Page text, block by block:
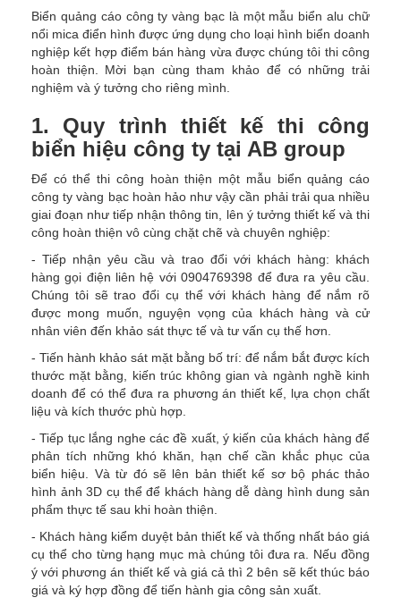
Biển quảng cáo công ty vàng bạc là một mẫu biển alu chữ
nổi mica điển hình được ứng dụng cho loại hình biển doanh
nghiệp kết hợp điểm bán hàng vừa được chúng tôi thi công
hoàn thiện. Mời bạn cùng tham khảo để có những trải
nghiệm và ý tưởng cho riêng mình.
1. Quy trình thiết kế thi công
biển hiệu công ty tại AB group
Để có thể thi công hoàn thiện một mẫu biển quảng cáo
công ty vàng bạc hoàn hảo như vậy cần phải trải qua nhiều
giai đoạn như tiếp nhận thông tin, lên ý tưởng thiết kế và thi
công hoàn thiện vô cùng chặt chẽ và chuyên nghiệp:
- Tiếp nhận yêu cầu và trao đổi với khách hàng: khách
hàng gọi điện liên hệ với 0904769398 để đưa ra yêu cầu.
Chúng tôi sẽ trao đổi cụ thể với khách hàng để nắm rõ
được mong muốn, nguyện vọng của khách hàng và cử
nhân viên đến khảo sát thực tế và tư vấn cụ thế hơn.
- Tiến hành khảo sát mặt bằng bố trí: để nắm bắt được kích
thước mặt bằng, kiến trúc không gian và ngành nghề kinh
doanh để có thể đưa ra phương án thiết kế, lựa chọn chất
liệu và kích thước phù hợp.
- Tiếp tục lắng nghe các đề xuất, ý kiến của khách hàng để
phân tích những khó khăn, hạn chế cần khắc phục của
biển hiệu. Và từ đó sẽ lên bản thiết kế sơ bộ phác thảo
hình ảnh 3D cụ thể để khách hàng dễ dàng hình dung sản
phẩm thực tế sau khi hoàn thiện.
- Khách hàng kiểm duyệt bản thiết kế và thống nhất báo giá
cụ thể cho từng hạng mục mà chúng tôi đưa ra. Nếu đồng
ý với phương án thiết kế và giá cả thì 2 bên sẽ kết thúc báo
giá và ký hợp đồng để tiến hành gia công sản xuất.